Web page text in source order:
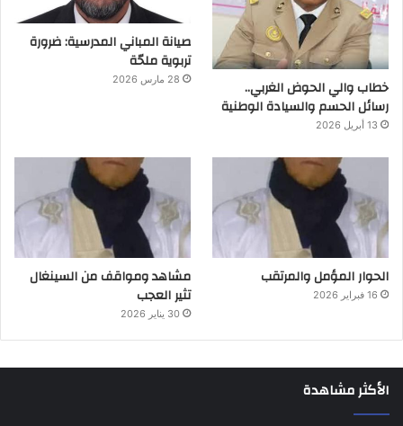
خطاب والي الحوض الغربي..
رسائل الحسم والسيادة الوطنية
13 أبريل 2026
صيانة المباني المدرسية: ضرورة
تربوية ملحّة
28 مارس 2026
الحوار المؤمل والمرتقب
16 فبراير 2026
مشاهد ومواقف من السينغال
تثير العجب
30 يناير 2026
الأكثر مشاهدة